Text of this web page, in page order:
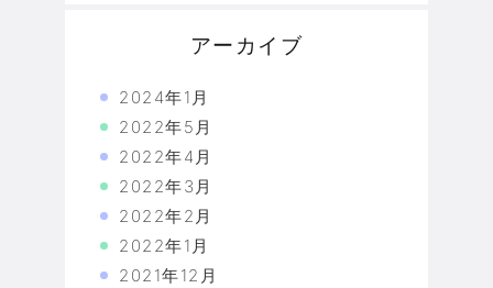
アーカイブ
2024年1月
2022年5月
2022年4月
2022年3月
2022年2月
2022年1月
2021年12月